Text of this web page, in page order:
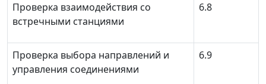
Проверка взаимодействия со
встречными станциями
6.8
Проверка выбора направлений и
управления соединениями
6.9